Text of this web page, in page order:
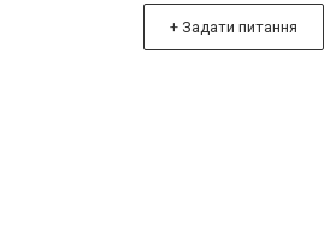
+ Задати питання